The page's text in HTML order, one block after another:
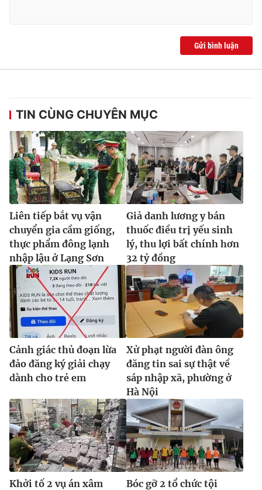
Gửi bình luận
TIN CÙNG CHUYÊN MỤC
Liên tiếp bắt vụ vận
chuyển gia cầm giống,
thực phẩm đông lạnh
nhập lậu ở Lạng Sơn
Giả danh lương y bán
thuốc điều trị yếu sinh
lý, thu lợi bất chính hơn
32 tỷ đồng
Cảnh giác thủ đoạn lừa
đảo đăng ký giải chạy
dành cho trẻ em
Xử phạt người đàn ông
đăng tin sai sự thật về
sáp nhập xã, phường ở
Hà Nội
Khởi tố 2 vụ án xâm
Bóc gỡ 2 tổ chức tội